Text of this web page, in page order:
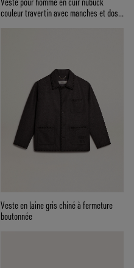
couleur travertin avec manches et dos
Veste en laine gris chiné à fermeture
boutonnée